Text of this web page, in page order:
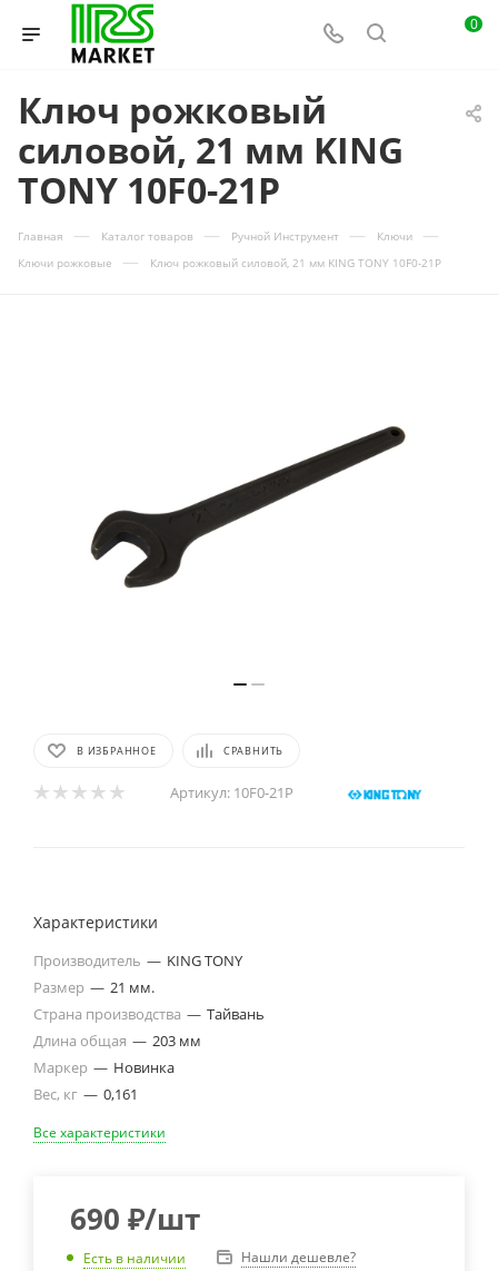
0
Ключ рожковый
силовой, 21 мм KING
TONY 10F0-21P
Главная — Каталог товаров — Ручной Инструмент — Ключи —
Ключи рожковые — Ключ рожковый силовой, 21 мм KING TONY 10F0-21P
В ИЗБРАННОЕ СРАВНИТЬ
Артикул: 10F0-21P
Характеристики
Производитель — KING TONY
Размер — 21 мм.
Страна производства — Тайвань
Длина общая — 203 мм
Маркер — Новинка
Вес, кг — 0,161
Все характеристики
690 ₽/шт
Есть в наличии Нашли дешевле?